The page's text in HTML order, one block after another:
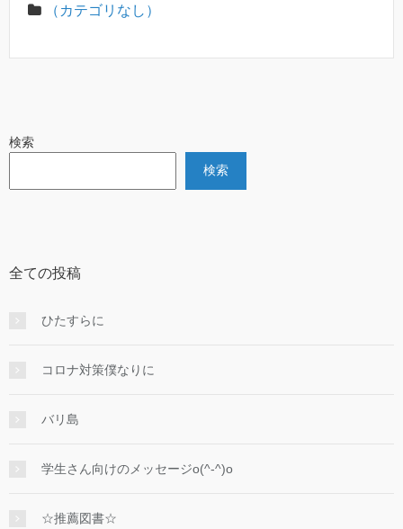
（カテゴリなし）
検索
検索
全ての投稿
ひたすらに
コロナ対策僕なりに
バリ島
学生さん向けのメッセージo(^-^)o
☆推薦図書☆